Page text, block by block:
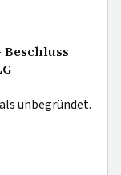
Beschluss
unbegründet.